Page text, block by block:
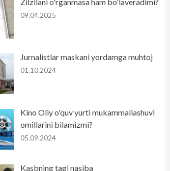
09.04.2025
Jurnalistlar maskani yordamga muhtoj
01.10.2024
Kino Oliy o'quv yurti mukammallashuvi
omillarini bilamizmi?
05.09.2024
Kasbning tagi nasiba